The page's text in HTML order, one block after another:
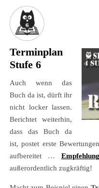
Terminplan
Stufe 6
Auch wenn das
Buch da ist, dürft ihr
nicht locker lassen.
Berichtet weiterhin,
dass das Buch da
ist, postet erste
aufbereitet …
außerordentlich zugkräftig!